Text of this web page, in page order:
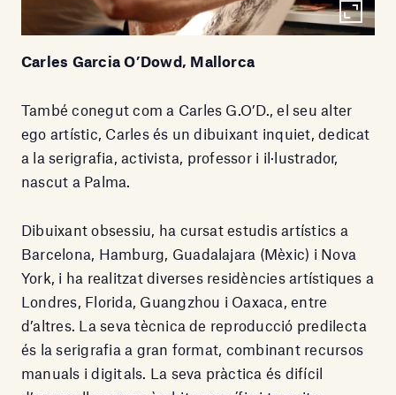
Carles Garcia O’Dowd, Mallorca
També conegut com a Carles G.O’D., el seu alter
ego artístic, Carles és un dibuixant inquiet, dedicat
a la serigrafia, activista, professor i il·lustrador,
nascut a Palma.
Dibuixant obsessiu, ha cursat estudis artístics a
Barcelona, Hamburg, Guadalajara (Mèxic) i Nova
York, i ha realitzat diverses residències artístiques a
Londres, Florida, Guangzhou i Oaxaca, entre
d’altres. La seva tècnica de reproducció predilecta
és la serigrafia a gran format, combinant recursos
manuals i digitals. La seva pràctica és difícil